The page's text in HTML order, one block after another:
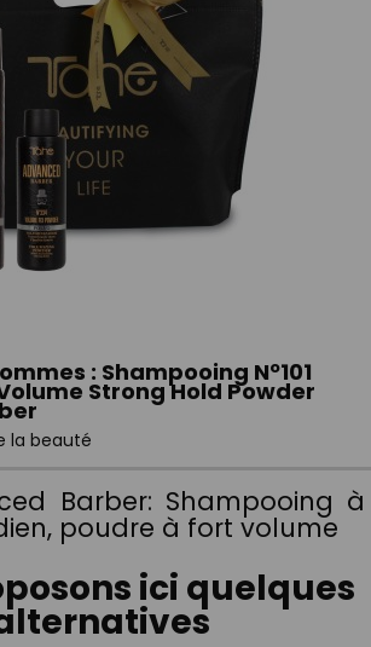
: Shampooing Nº101
Strong Hold Powder
la beauté
Barber: Shampooing à
poudre à fort volume
ici quelques